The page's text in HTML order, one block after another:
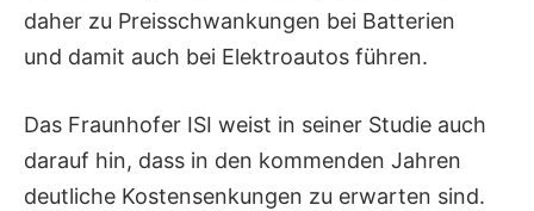
daher zu Preisschwankungen bei Batterien
und damit auch bei Elektroautos führen.
Das Fraunhofer ISI weist in seiner Studie auch
darauf hin, dass in den kommenden Jahren
deutliche Kostensenkungen zu erwarten sind.